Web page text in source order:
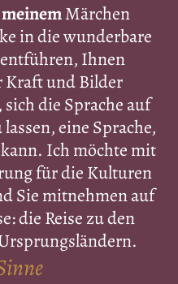
Märchen
in die wunderbare
Ihnen
Kraft und Bilder
die Sprache auf
eine Sprache,
Ich möchte mit
für die Kulturen
Sie mitnehmen auf
die Reise zu den